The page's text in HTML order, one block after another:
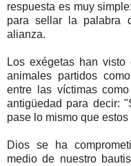
respuesta es muy
para sellar la palabra
alianza.
Los exégetas han
animales partidos
entre las víctimas
antigüedad para decir:
pase lo mismo que
Dios se ha
medio de nuestro